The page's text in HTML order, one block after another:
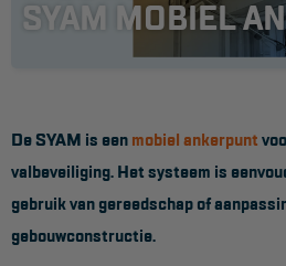
Bordestrap
Werkbordes
Magazijntrap
Trailertrap
SYAM MOBIEL
De SYAM is eenmobiel ankerpunt
valbeveiliging. Het systeem is
gebruik van gereedschap of
gebouwconstructie.